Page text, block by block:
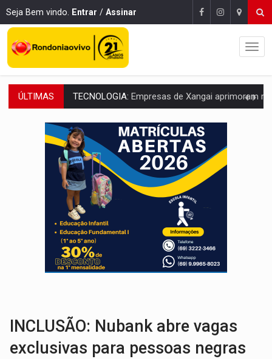
Seja Bem vindo. Entrar / Assinar
ÚLTIMAS PROTEGE A TERRA:China descobre como explodir asteroide com bomba
VÍDEO:Motociclista morre após bater na traseira de
PARECE UM NUGGET: Essa receita com frango virou o meu
EMPREENDEDORISMO:7 negócios que podem começar com pouco dinheiro e
GIGANTE DA AMÉRICA: Brasil reúne dimensão continental e posição
INDEPENDÊNCIA: 10 dicas importantes para quem quer
VARCENA: Cientistas descobrem nova espécie de rã em florestas
BARGANHA: Vai comprar celular usado? Veja como consultar o
INCLUSÃO: Nubank abre vagas
exclusivas para pessoas negras